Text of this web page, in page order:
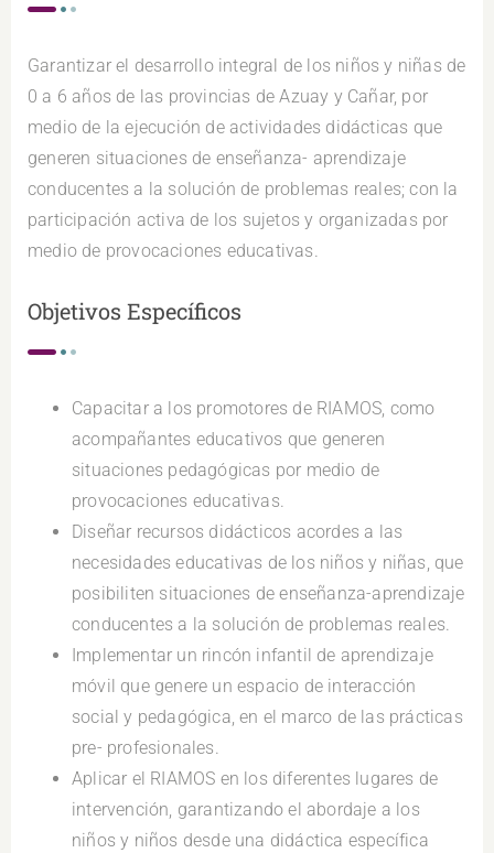
Garantizar el desarrollo integral de los niños y niñas de
0 a 6 años de las provincias de Azuay y Cañar, por
medio de la ejecución de actividades didácticas que
generen situaciones de enseñanza- aprendizaje
conducentes a la solución de problemas reales; con la
participación activa de los sujetos y organizadas por
medio de provocaciones educativas.
Objetivos Específicos
Capacitar a los promotores de RIAMOS, como
acompañantes educativos que generen
situaciones pedagógicas por medio de
provocaciones educativas.
Diseñar recursos didácticos acordes a las
necesidades educativas de los niños y niñas, que
posibiliten situaciones de enseñanza-aprendizaje
conducentes a la solución de problemas reales.
Implementar un rincón infantil de aprendizaje
móvil que genere un espacio de interacción
social y pedagógica, en el marco de las prácticas
pre- profesionales.
Aplicar el RIAMOS en los diferentes lugares de
intervención, garantizando el abordaje a los
niños y niños desde una didáctica específica